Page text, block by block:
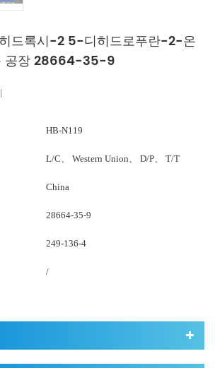
드록시-2 5-디히드로푸란-2-온
공장 28664-35-9
HB-N119
L/C、 Western Union、 D/P、 T/T
China
28664-35-9
249-136-4
/